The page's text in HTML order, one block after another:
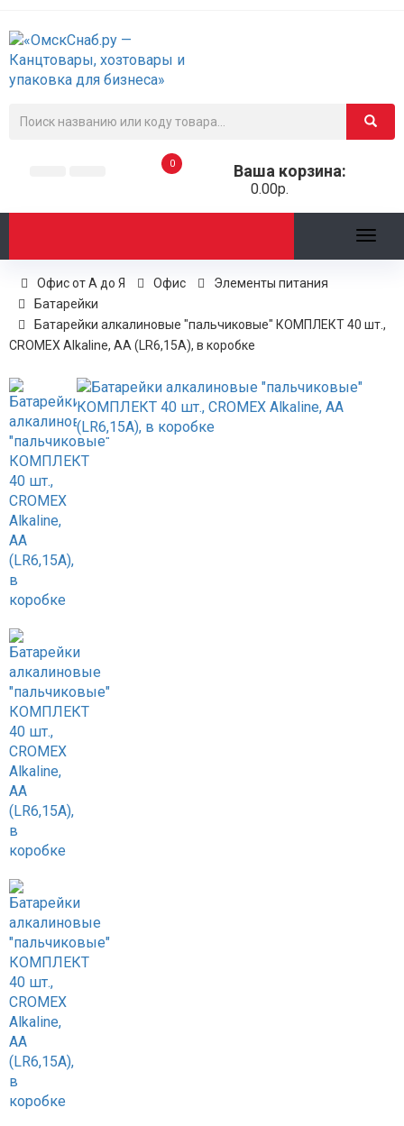
0 Ваша корзина:
0.00р.
Офис от А до Я Офис
Элементы питания
Батарейки
Батарейки алкалиновые "пальчиковые" КОМПЛЕКТ 40 шт.,
CROMEX Alkaline, АА (LR6,15А), в коробке